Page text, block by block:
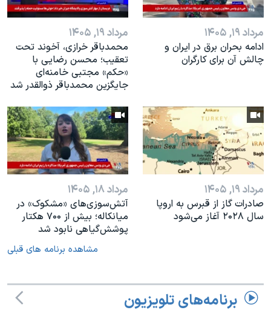
مرداد ۱۹, ۱۴۰۵
ادامه بحران برق در ایران و
چالش آن برای کارگران
مرداد ۱۹, ۱۴۰۵
محمدباقر خرازی، آخوند تحت
تعقیب؛ محسن رضایی با
«حکم» مجتبی خامنه‌ای
جایگزین محمدباقر ذوالقدر شد
مرداد ۱۹, ۱۴۰۵
صادرات گاز از قبرس به اروپا
سال ۲۰۲۸ آغاز می‌شود
مرداد ۱۸, ۱۴۰۵
آتش‌سوزی‌های «مشکوک» در
میانکاله؛ بیش از ۷۰۰ هکتار
پوشش‌گیاهی نابود شد
مشاهده برنامه های قبلی
برنامه‌های تلویزیون